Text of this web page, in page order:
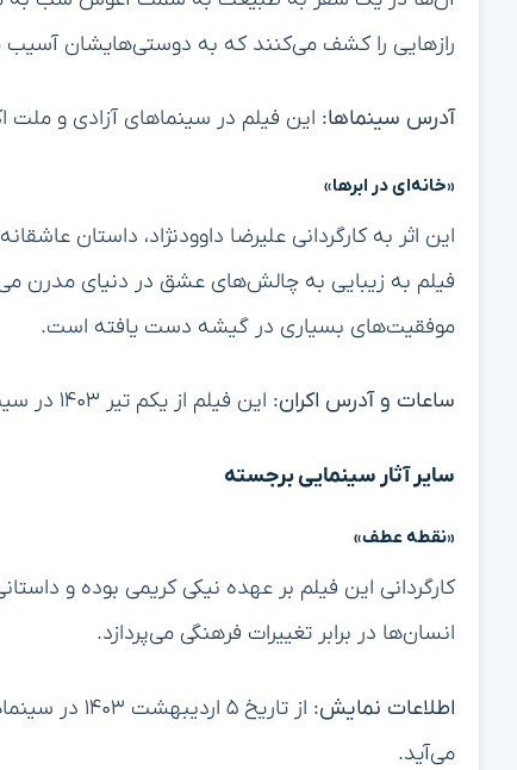
رازهایی را کشف می‌کنند که به دوستی‌هایشان آسیب
آدرس سینماها: این فیلم در سینماهای آزادی و ملت
«خانه‌ای در ابرها»
این اثر به کارگردانی علیرضا داوودنژاد، داستان
فیلم به زیبایی به چالش‌های عشق در دنیای مدرن
موفقیت‌های بسیاری در گیشه دست یافته است.
ساعات و آدرس اکران: این فیلم از یکم تیر ۱۴۰۳ در سینماهای پردیس سینمایی گلزار و زندگی به نمایش درمی‌آید.
سایر آثار سینمایی برجسته
«نقطه عطف»
کارگردانی این فیلم بر عهده نیکی کریمی بوده و
انسان‌ها در برابر تغییرات فرهنگی می‌پردازد.
اطلاعات نمایش:
از تاریخ ۵
می‌آید.